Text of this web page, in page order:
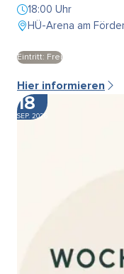
18:00 Uhr
HÜ-Arena am
Eintritt: Frei
Hier informieren
18
SEP. 2026